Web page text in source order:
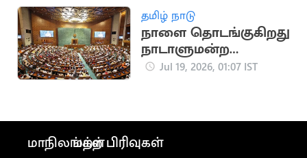
தமிழ் நாடு
நாளை தொடங்குகிறது
நாடாளுமன்ற
மழைக்காலக்
Jul 19, 2026, 01:07 IST
மாநிலங்கள்மற்ற பிரிவுகள்